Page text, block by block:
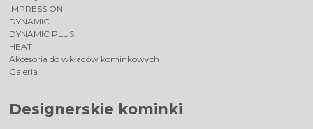
IMPRESSION
DYNAMIC
DYNAMIC PLUS
HEAT
Akcesoria do wkładów kominkowych
Galeria
Designerskie kominki